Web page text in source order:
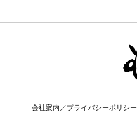
会社案内／プライバシーポリシー